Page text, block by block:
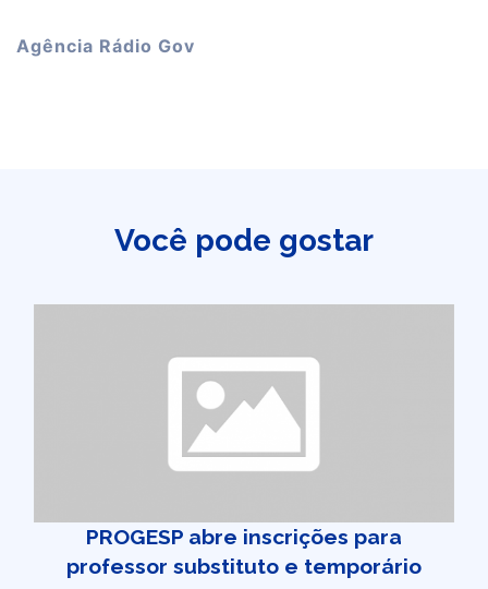
Agência Rádio Gov
Você pode gostar
PROGESP abre inscrições para
professor substituto e temporário